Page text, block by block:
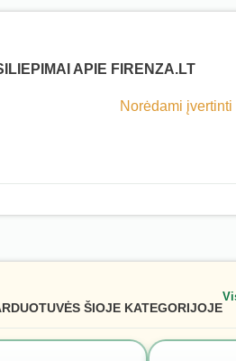
APIE FIRENZA.LT
Norėdami
ŠIOJE KATEGORIJOJE